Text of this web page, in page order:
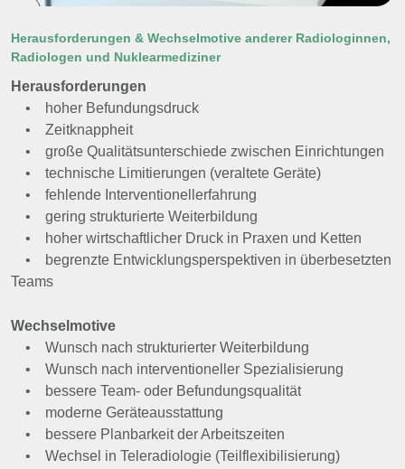
Herausforderungen & Wechselmotive anderer Radiologinnen,
Radiologen und Nuklearmediziner
Herausforderungen
• hoher Befundungsdruck
• Zeitknappheit
• große Qualitätsunterschiede zwischen Einrichtungen
• technische Limitierungen (veraltete Geräte)
• fehlende Interventionellerfahrung
• gering strukturierte Weiterbildung
• hoher wirtschaftlicher Druck in Praxen und Ketten
• begrenzte Entwicklungsperspektiven in überbesetzten
Teams
Wechselmotive
• Wunsch nach strukturierter Weiterbildung
• Wunsch nach interventioneller Spezialisierung
• bessere Team- oder Befundungsqualität
• moderne Geräteausstattung
• bessere Planbarkeit der Arbeitszeiten
• Wechsel in Teleradiologie (Teilflexibilisierung)